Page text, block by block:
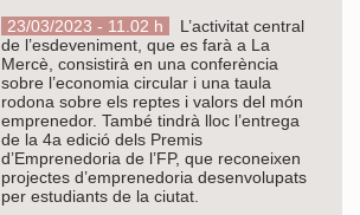
23/03/2023 - 11.02 h
L’activitat central
de l’esdeveniment, que es farà a La
Mercè, consistirà en una conferència
sobre l’economia circular i una taula
rodona sobre els reptes i valors del món
emprenedor. També tindrà lloc l’entrega
de la 4a edició dels Premis
d’Emprenedoria de l’FP, que reconeixen
projectes d’emprenedoria desenvolupats
per estudiants de la ciutat.